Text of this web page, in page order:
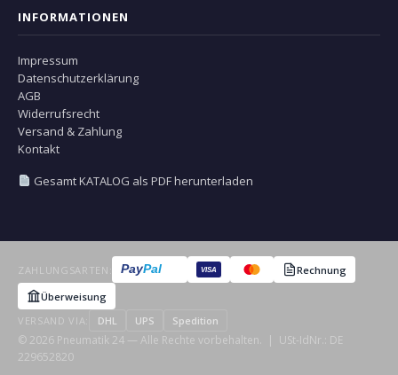
INFORMATIONEN
Impressum
Datenschutzerklärung
AGB
Widerrufsrecht
Versand & Zahlung
Kontakt
Gesamt KATALOG als PDF herunterladen
ZAHLUNGSARTEN: PayPal VISA
Rechnung
Überweisung
VERSAND VIA:
DHL UPS Spedition
© 2026 Pneumatik 24 — Alle Rechte vorbehalten. | USt-IdNr.: DE
229652820